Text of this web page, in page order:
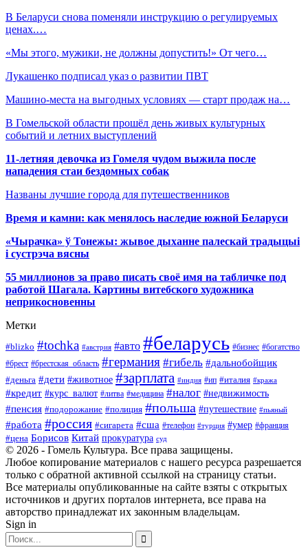
В Беларуси снова поменяли инструкцию о регулируемых
ценах.…
«Мы этого, мужики, не должны допустить!» От чего…
Лукашенко подписал указ о развитии ПВТ
Машино-места на выгодных условиях — старт продаж на…
В Гомельской области прошёл день живых культурных
событий и летних выступлений
11-летняя девочка из Гомеля чудом выжила после
нападения стаи бездомных собак
Названы лучшие города для путешественников
Время и камни: как менялось наследие южной Беларуси
«Чырачка» ў Тонежы: жывое дыханне палескай традыцыі
і сустрэча вясны
55 миллионов за право писать своё имя на табличке под
работой Шагала. Картины витебского художника
неприкосновенны
Метки
#blizko #tochka #австрия #авто #беларусь #бизнес #богатство
#брест #брестская_область #германия #гибель #дальнобойщик
#деньга #дети #животное #зарплата #индия #ип #италия #кража
#кредит #курс_валют #литва #медицина #налог #недвижимость
#пенсия #подорожание #полиция #польша #путешествие #пьяный
#работа #россия #сигарета #сша #телефон #турция #умер #франция
#цена Борисов Китай прокуратура суд
© 2026 - Гомель Культура. Все права защищены.
Любое копирование материалов с нашего ресурса разрешается
только с обратной активной ссылкой на страницу статьи.
Все материалы опубликованные на сайте взяты с открытых
источников и других порталов интернета, все права на
авторство принадлежат их законным владельцам.
Sign in